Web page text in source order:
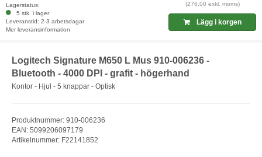
Lagerstatus:
5 stk. i lager
Leveranstid: 2-3 arbetsdagar
Mer leveransinformation
(276,00 exkl. moms)
Lägg i korgen
Logitech Signature M650 L Mus 910-006236 -
Bluetooth - 4000 DPI - grafit - högerhand
Kontor - Hjul - 5 knappar - Optisk
Produktnummer: 910-006236
EAN: 5099206097179
Artikelnummer: F22141852